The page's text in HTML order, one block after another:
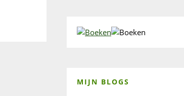
MIJN BLOGS